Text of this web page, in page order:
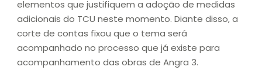
elementos que justifiquem a adoção de medidas
adicionais do TCU neste momento. Diante disso, a
corte de contas fixou que o tema será
acompanhado no processo que já existe para
acompanhamento das obras de Angra 3.